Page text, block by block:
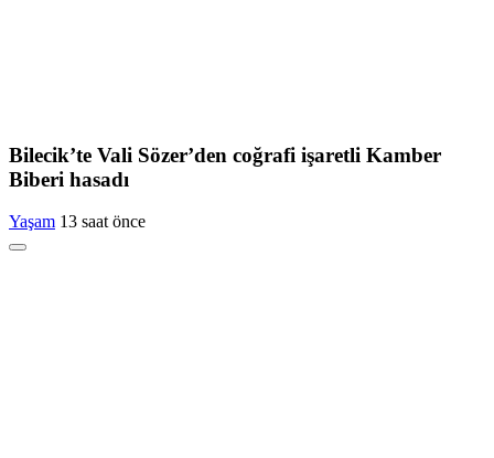
Bilecik’te Vali Sözer’den coğrafi işaretli Kamber
Biberi hasadı
Yaşam 13 saat önce